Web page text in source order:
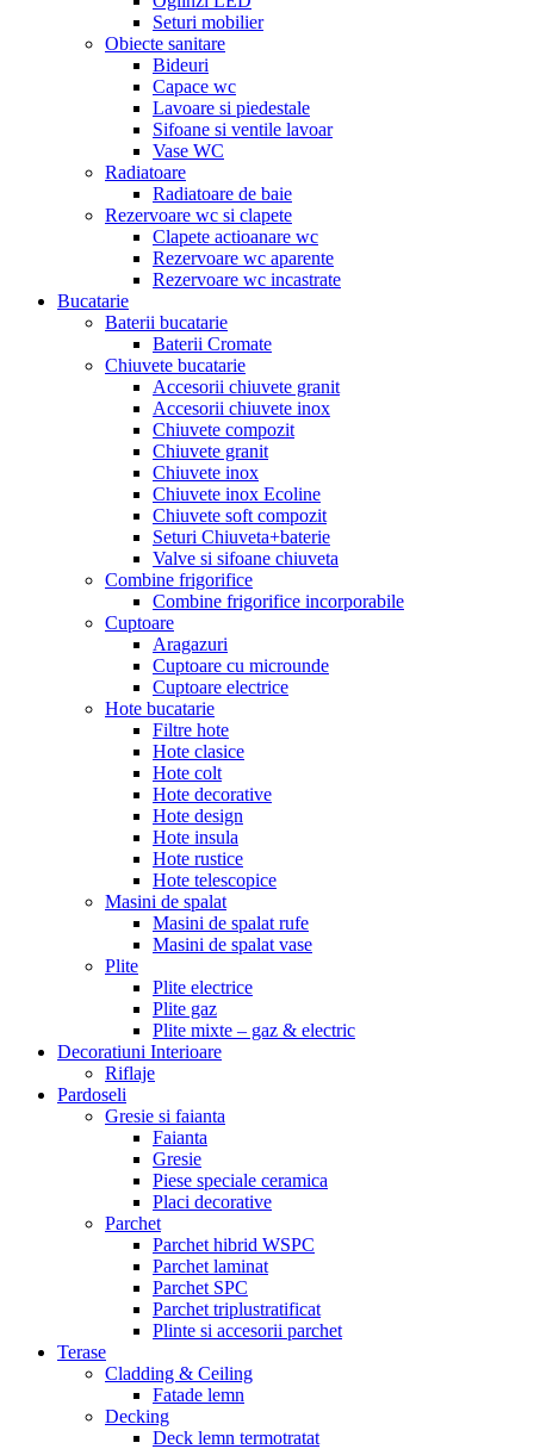
Seturi mobilier
Obiecte sanitare
Bideuri
Capace wc
Lavoare si piedestale
Sifoane si ventile lavoar
Vase WC
Radiatoare
Radiatoare de baie
Rezervoare wc si clapete
Clapete actioanare wc
Rezervoare wc aparente
Rezervoare wc incastrate
Bucatarie
Baterii bucatarie
Baterii Cromate
Chiuvete bucatarie
Accesorii chiuvete granit
Accesorii chiuvete inox
Chiuvete compozit
Chiuvete granit
Chiuvete inox
Chiuvete inox Ecoline
Chiuvete soft compozit
Seturi Chiuveta+baterie
Valve si sifoane chiuveta
Combine frigorifice
Combine frigorifice incorporabile
Cuptoare
Aragazuri
Cuptoare cu microunde
Cuptoare electrice
Hote bucatarie
Filtre hote
Hote clasice
Hote colt
Hote decorative
Hote design
Hote insula
Hote rustice
Hote telescopice
Masini de spalat
Masini de spalat rufe
Masini de spalat vase
Plite
Plite electrice
Plite gaz
Plite mixte – gaz & electric
Decoratiuni Interioare
Riflaje
Pardoseli
Gresie si faianta
Faianta
Gresie
Piese speciale ceramica
Placi decorative
Parchet
Parchet hibrid WSPC
Parchet laminat
Parchet SPC
Parchet triplustratificat
Plinte si accesorii parchet
Terase
Cladding & Ceiling
Fatade lemn
Decking
Deck lemn termotratat